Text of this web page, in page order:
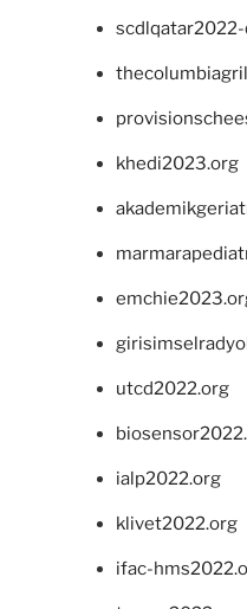
scdlqatar2022-
khedi2023.org
utcd2022.org
ialp2022.org
klivet2022.org
ifac-